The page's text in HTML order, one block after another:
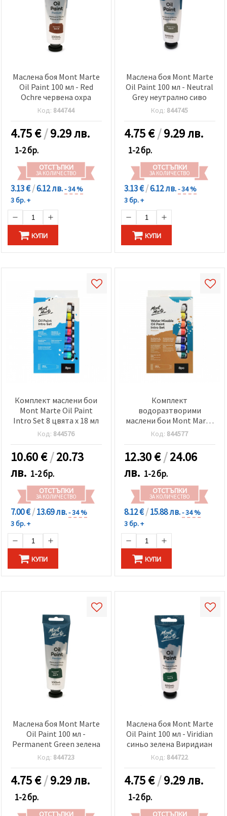
Маслена боя Mont Marte
Oil Paint 100 мл - Red
Ochre червена охра
Код: 844744
4.75€/9.29 лв.
1-2 бр.
ОТСТЪПКИ
ЗА КОЛИЧЕСТВО
3.13 €/6.12 лв.- 34 %
3 бр. +
КУПИ
Маслена боя Mont Marte
Oil Paint 100 мл - Neutral
Grey неутрално сиво
Код: 844745
4.75€/9.29 лв.
1-2 бр.
ОТСТЪПКИ
ЗА КОЛИЧЕСТВО
3.13 €/6.12 лв.- 34 %
3 бр. +
КУПИ
Комплект маслени бои
Mont Marte Oil Paint
Intro Set 8 цвята x 18 мл
Код: 844576
10.60€/20.73
лв. 1-2 бр.
ОТСТЪПКИ
ЗА КОЛИЧЕСТВО
7.00 €/13.69 лв.- 34 %
3 бр. +
КУПИ
Комплект
водоразтворими
маслени бои Mont Marte
Mixable Oil Paint Intro
мл
Код: 844577
12.30€/24.06
лв. 1-2 бр.
ОТСТЪПКИ
ЗА КОЛИЧЕСТВО
8.12 €/15.88 лв.- 34 %
3 бр. +
КУПИ
Маслена боя Mont Marte
Oil Paint 100 мл -
Permanent Green зелена
Код: 844723
4.75€/9.29 лв.
1-2 бр.
Маслена боя Mont Marte
Oil Paint 100 мл - Viridian
синьо зелена Виридиан
Код: 844722
4.75€/9.29 лв.
1-2 бр.